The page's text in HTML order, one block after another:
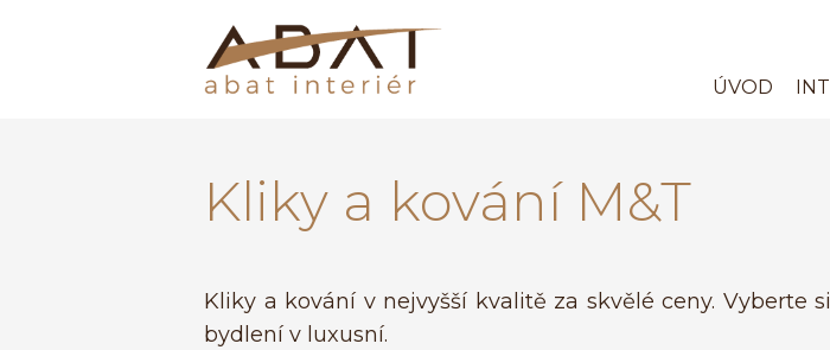
ÚVOD
Kliky a kování M&T
Kliky a kování v nejvyšší kvalitě za skvělé ceny. Vyberte
bydlení v luxusní.